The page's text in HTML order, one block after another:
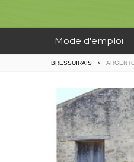
Mode d'emploi
BRESSUIRAIS